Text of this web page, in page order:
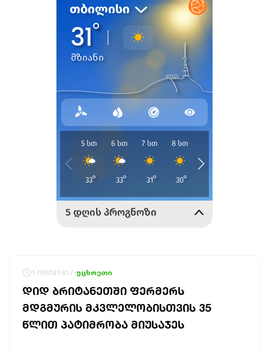
1786041817 უცხოეთი
ᲓᲘᲓ ᲑᲠᲘᲢᲐᲜᲔᲗᲨᲘ ᲤᲔᲠᲛᲔᲠᲡ
ᲛᲓᲒᲛᲣᲠᲘᲡ ᲛᲙᲕᲚᲔᲚᲝᲑᲘᲡᲗᲕᲘᲡ 35
ᲬᲚᲘᲗ ᲞᲐᲢᲘᲛᲠᲝᲑᲐ ᲛᲘᲣᲡᲐᲯᲔᲡ